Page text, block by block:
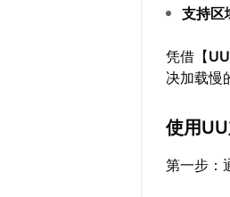
支持区
凭借【
决加载慢
使用
第一步：